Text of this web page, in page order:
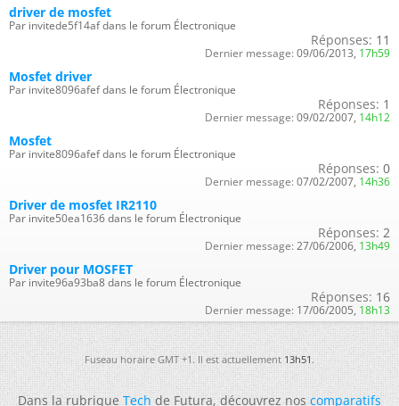
driver de mosfet
Par invitede5f14af dans le forum Électronique
Réponses: 11
Dernier message: 09/06/2013, 17h59
Mosfet driver
Par invite8096afef dans le forum Électronique
Réponses: 1
Dernier message: 09/02/2007, 14h12
Mosfet
Par invite8096afef dans le forum Électronique
Réponses: 0
Dernier message: 07/02/2007, 14h36
Driver de mosfet IR2110
Par invite50ea1636 dans le forum Électronique
Réponses: 2
Dernier message: 27/06/2006, 13h49
Driver pour MOSFET
Par invite96a93ba8 dans le forum Électronique
Réponses: 16
Dernier message: 17/06/2005, 18h13
Fuseau horaire GMT +1. Il est actuellement13h51.
Dans la rubriqueTechde Futura, découvrez noscomparatifs